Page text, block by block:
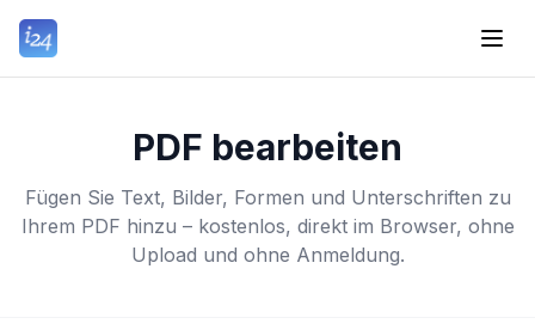
PDF bearbeiten
Fügen Sie Text, Bilder, Formen und Unterschriften zu
Ihrem PDF hinzu – kostenlos, direkt im Browser, ohne
Upload und ohne Anmeldung.